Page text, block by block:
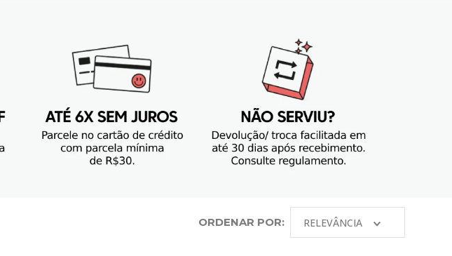
ORDENAR POR: RELEVÂNCIA